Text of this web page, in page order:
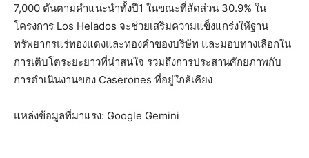
7,000 ตันตามคำแนะนำทั้งปี1 ในขณะที่สัดส่วน 30.9% ใน
โครงการ Los Helados จะช่วยเสริมความแข็งแกร่งให้ฐาน
ทรัพยากรแร่ทองแดงและทองคำของบริษัท และมอบทางเลือกใน
การเติบโตระยะยาวที่น่าสนใจ รวมถึงการประสานศักยภาพกับ
การดำเนินงานของ Caserones ที่อยู่ใกล้เคียง
แหล่งข้อมูลที่มาแรง: Google Gemini